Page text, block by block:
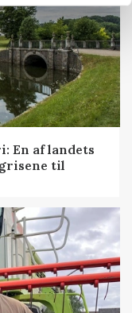
En af landets
til